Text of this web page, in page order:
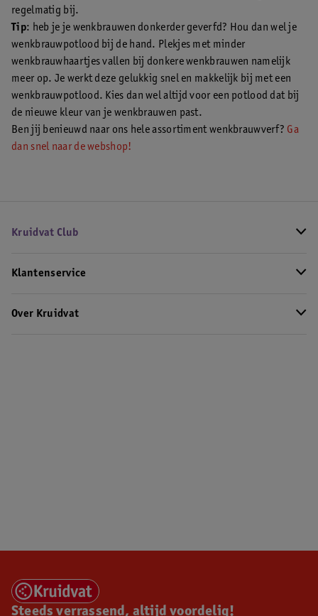
regelmatig bij.
Tip: heb je je wenkbrauwen donkerder geverfd? Hou dan wel je
wenkbrauwpotlood bij de hand. Plekjes met minder
wenkbrauwhaartjes vallen bij donkere wenkbrauwen namelijk
meer op. Je werkt deze gelukkig snel en makkelijk bij met een
wenkbrauwpotlood. Kies dan wel altijd voor een potlood dat bij
de nieuwe kleur van je wenkbrauwen past.
Ben jij benieuwd naar ons hele assortiment wenkbrauwverf? Ga
dan snel naar de webshop!
Kruidvat Club
Klantenservice
Over Kruidvat
Steeds verrassend, altijd voordelig!